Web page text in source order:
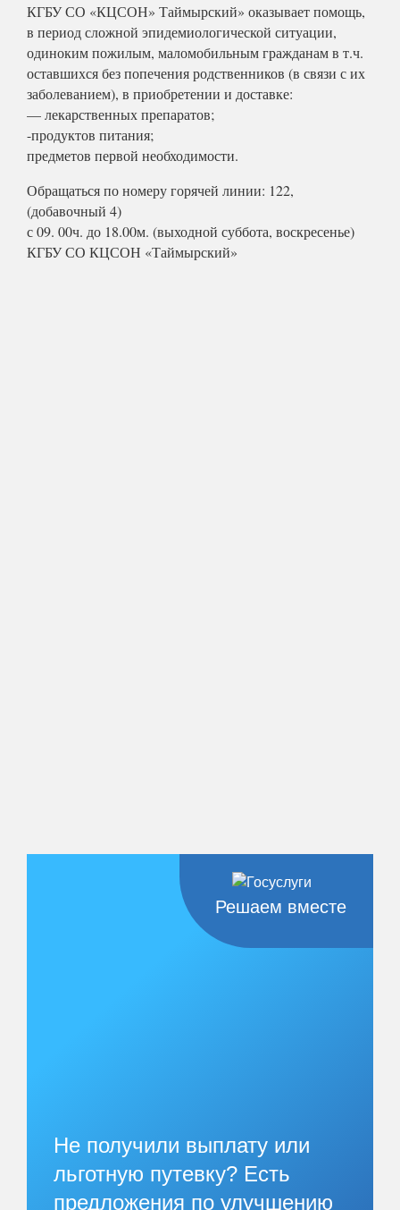
КГБУ СО «КЦСОН» Таймырский» оказывает помощь,
в период сложной эпидемиологической ситуации,
одиноким пожилым, маломобильным гражданам в т.ч.
оставшихся без попечения родственников (в связи с их
заболеванием), в приобретении и доставке:
— лекарственных препаратов;
-продуктов питания;
предметов первой необходимости.
Обращаться по номеру горячей линии: 122,
(добавочный 4)
с 09. 00ч. до 18.00м. (выходной суббота, воскресенье)
КГБУ СО КЦСОН «Таймырский»
Решаем вместе
Не получили выплату или
льготную путевку? Есть
предложения по улучшению